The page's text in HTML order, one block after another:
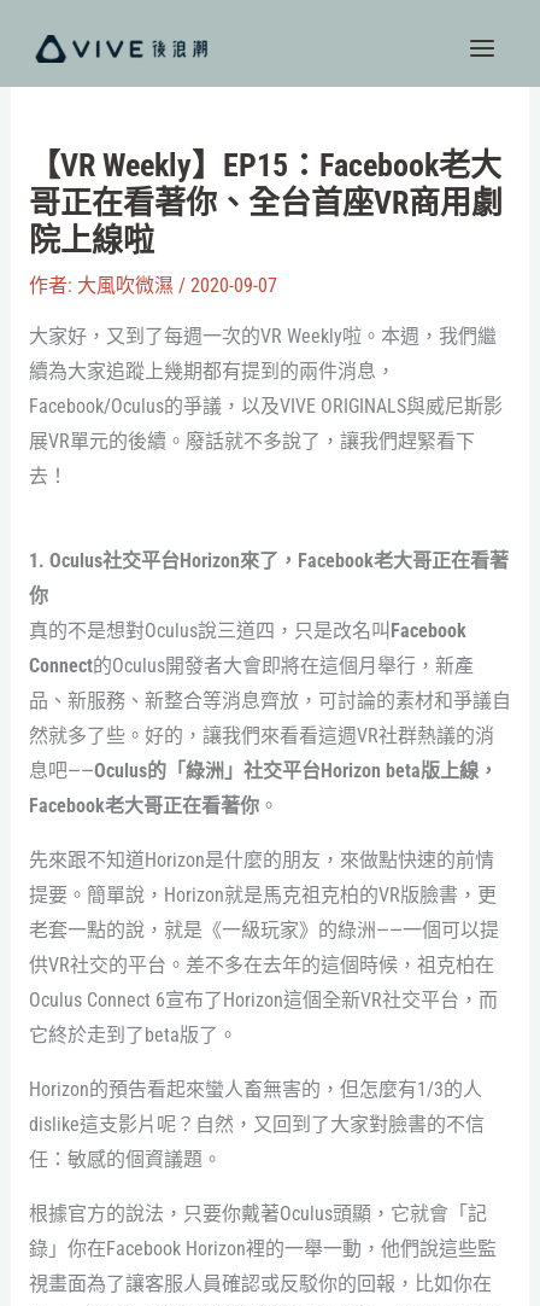
主
【VR Weekly】EP15：Facebook老大
哥正在看著你、全台首座VR商用劇
院上線啦
作者: 大風吹微濕 / 2020-09-07
大家好，又到了每週一次的VR Weekly啦。本週，我們繼
續為大家追蹤上幾期都有提到的兩件消息，
Facebook/Oculus的爭議，以及VIVE ORIGINALS與威尼斯影
展VR單元的後續。廢話就不多說了，讓我們趕緊看下
去！
1. Oculus社交平台Horizon來了，Facebook老大哥正在看著
你
真的不是想對Oculus說三道四，只是改名叫 Facebook
Connect的Oculus開發者大會即將在這個月舉行，新產
品、新服務、新整合等消息齊放，可討論的素材和爭議自
然就多了些。好的，讓我們來看看這週VR社群熱議的消
息吧——Oculus的「綠洲」社交平台Horizon beta版上線，
Facebook老大哥正在看著你。
先來跟不知道Horizon是什麼的朋友，來做點快速的前情
提要。簡單說，Horizon就是馬克祖克柏的VR版臉書，更
老套一點的說，就是《一級玩家》的綠洲——一個可以提
供VR社交的平台。差不多在去年的這個時候，祖克柏在
Oculus Connect 6宣布了Horizon這個全新VR社交平台，而
它終於走到了beta版了。
Horizon的預告看起來蠻人畜無害的，但怎麼有1/3的人
dislike這支影片呢？自然，又回到了大家對臉書的不信
任：敏感的個資議題。
根據官方的說法，只要你戴著Oculus頭顯，它就會「記
錄」你在Facebook Horizon裡的一舉一動，他們說這些監
視畫面為了讓客服人員確認或反駁你的回報，比如你在